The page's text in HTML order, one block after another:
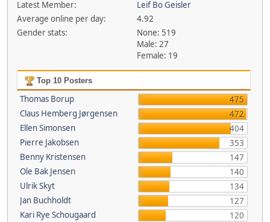
Latest Member:
Leif Bo Geisler
Average online per day:
4.92
Gender stats:
None: 519
Male: 27
Female: 19
Top 10 Posters
Thomas Borup
475
Claus Hemberg Jørgensen
472
Ellen Simonsen
404
Pierre Jakobsen
353
Benny Kristensen
147
Ole Bak Jensen
140
Ulrik Skyt
134
Jan Buchholdt
127
Kari Rye Schougaard
120